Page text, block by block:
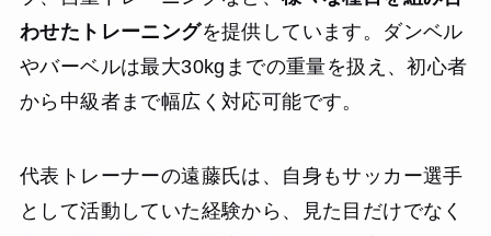
わせたトレーニングを提供しています。ダンベル
やバーベルは最大30kgまでの重量を扱え、初心者
から中級者まで幅広く対応可能です。
代表トレーナーの遠藤氏は、自身もサッカー選手
として活動していた経験から、見た目だけでなく